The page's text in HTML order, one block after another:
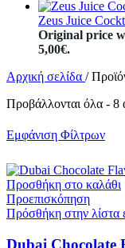
Zeus Juice
Original price
5,00€.
Αρχική σελίδα /
Προβάλλονται όλα - 8
Εμφάνιση Φίλτρων
Προσθήκη στο καλάθι
Προεπισκόπηση
Πρόσθήκη στην λίστα
Dubai Chocolate